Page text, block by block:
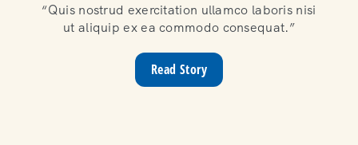
“Quis nostrud exercitation ullamco laboris nisi
ut aliquip ex ea commodo consequat.”
Read Story